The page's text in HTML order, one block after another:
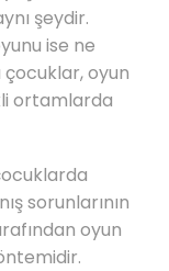
şeydir.
ise ne
oyun
ortamlarda
sorunlarının
oyun